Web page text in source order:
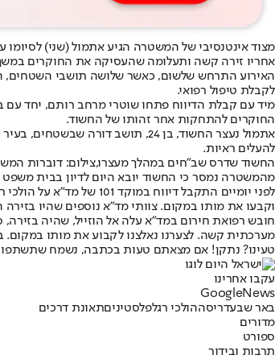
מצוד אינטנסיבי של המשטרה הגיע אתמול (שני)
אחריו זירה קשה ותעלומה שהעסיקה את החוקרים במשך
האירוע התרחש שלשום, כאשר שלושה תושבי השטחים,
לקבלת טיפול רפואי.
מיד עם קבלת הדיווח פתחו שוטרי מרחב רותם, יחד עם
החוקרים להתחקות אחר זהותו של החשוד.
אתמול נעצר החשוד, בן 24,
להעלים ראיות.
החשוד שדרס שב"חים במהלך מעצרו,צילום: דוברות
מהמשטרה נמסר כי החשוד יובא היום לדיון בבית
וקבעו את מותו במקום. צוותי מד"א נוספים שהיו בזירה העניקו טיפול רפואי ופינו
מערכתית קשה. לצערנו נאלצנו לקבוע את מותו במקום.
טעינו? נתקן! אם מצאתם טעות בכתבה, נשמח שתשתפו
עקבו אחרינו
Googl eNews
באר שבעדריסההולכי רגלפלסטיניםתאונת דרכים
מדורים
ספורט
תרבות ובידור